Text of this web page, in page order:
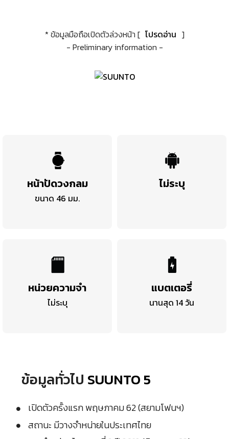
* ข้อมูลมือถือเปิดตัวล่วงหน้า [ โปรดอ่าน ]
- Preliminary information -
หน้าปัดวงกลม
ขนาด 46 มม.
ไม่ระบุ
หน่วยความจำ
ไม่ระบุ
แบตเตอรี่
นานสุด 14 วัน
ข้อมูลทั่วไป SUUNTO 5
เปิดตัวครั้งแรก พฤษภาคม 62 (สยามโฟนฯ)
สถานะ มีวางจำหน่ายในประเทศไทย